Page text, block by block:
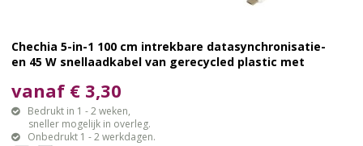
Chechia 5-in-1 100 cm intrekbare datasynchronisatie-
en 45 W snellaadkabel van gerecycled plastic met
vanaf € 3,30
Bedrukt in 1 - 2 weken,
sneller mogelijk in overleg.
Onbedrukt 1 - 2 werkdagen.